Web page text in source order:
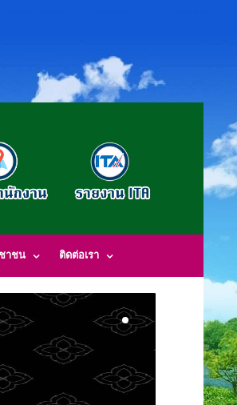
าชน ติดต่อเรา